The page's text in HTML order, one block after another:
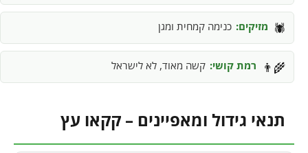
🕷️ מזיקים: כנימה קמחית ומגן
👨‍🌾 רמת קושי: קשה מאוד, לא לישראל
תנאי גידול ומאפיינים – קקאו עץ